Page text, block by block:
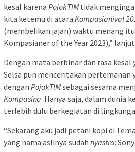
kesal karena PojokTIM tidak
kita ketemu di acara Kompasianival
(membelikan jajan) waktu menang
Kompasianer of the Year 2023),”
Dengan mata berbinar dan rasa
Selsa pun menceritakan pertemanan
dengan PojokTIMsebagai sesama
Kompasina. Hanya saja, dalam dunia
terlebih dulu berkegiatan di
“Sekarang aku jadi petani kopi di
yang nama aslinya sudah nyastra: